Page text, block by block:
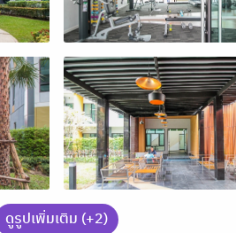
ดูรูปเพิ่มเติม (+2)